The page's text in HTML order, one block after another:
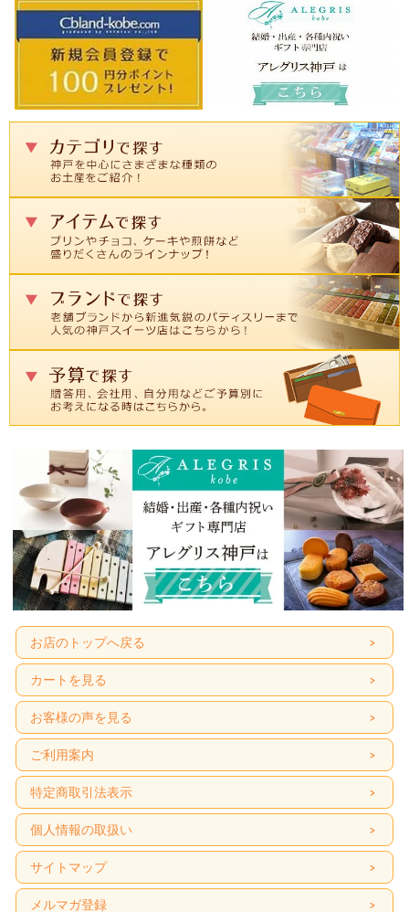
お店のトップへ戻る
カートを見る
お客様の声を見る
ご利用案内
特定商取引法表示
個人情報の取扱い
サイトマップ
メルマガ登録